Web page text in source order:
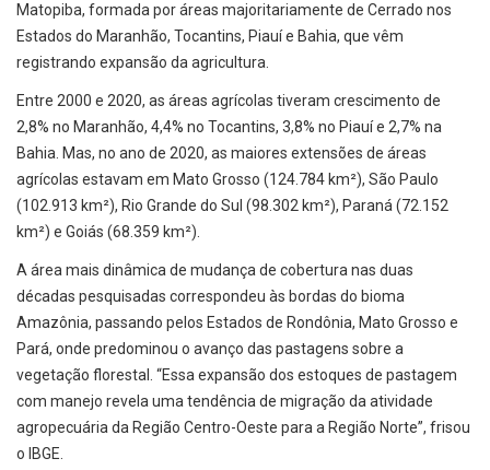
Matopiba, formada por áreas majoritariamente de Cerrado nos
Estados do Maranhão, Tocantins, Piauí e Bahia, que vêm
registrando expansão da agricultura.
Entre 2000 e 2020, as áreas agrícolas tiveram crescimento de
2,8% no Maranhão, 4,4% no Tocantins, 3,8% no Piauí e 2,7% na
Bahia. Mas, no ano de 2020, as maiores extensões de áreas
agrícolas estavam em Mato Grosso (124.784 km²), São Paulo
(102.913 km²), Rio Grande do Sul (98.302 km²), Paraná (72.152
km²) e Goiás (68.359 km²).
A área mais dinâmica de mudança de cobertura nas duas
décadas pesquisadas correspondeu às bordas do bioma
Amazônia, passando pelos Estados de Rondônia, Mato Grosso e
Pará, onde predominou o avanço das pastagens sobre a
vegetação florestal. “Essa expansão dos estoques de pastagem
com manejo revela uma tendência de migração da atividade
agropecuária da Região Centro-Oeste para a Região Norte”, frisou
o IBGE.